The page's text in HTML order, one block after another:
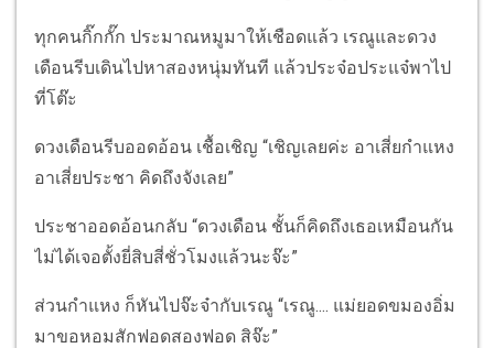
ทุกคนกิ๊กกั๊ก ประมาณหมูมาให้เชือดแล้ว เรณูและดวง
เดือนรีบเดินไปหาสองหนุ่มทันที แล้วประจ๋อประแจ๋พาไป
ที่โต๊ะ
ดวงเดือนรีบออดอ้อน เชื้อเชิญ “เชิญเลยค่ะ อาเสี่ยกำแหง
อาเสี่ยประชา คิดถึงจังเลย”
ประชาออดอ้อนกลับ “ดวงเดือน ชั้นก็คิดถึงเธอเหมือนกัน
ไม่ได้เจอตั้งยี่สิบสี่ชั่วโมงแล้วนะจ๊ะ”
ส่วนกำแหง ก็หันไปจ๊ะจ๋ากับเรณู “เรณู.... แม่ยอดขมองอิ่ม
มาขอหอมสักฟอดสองฟอด สิจ๊ะ”